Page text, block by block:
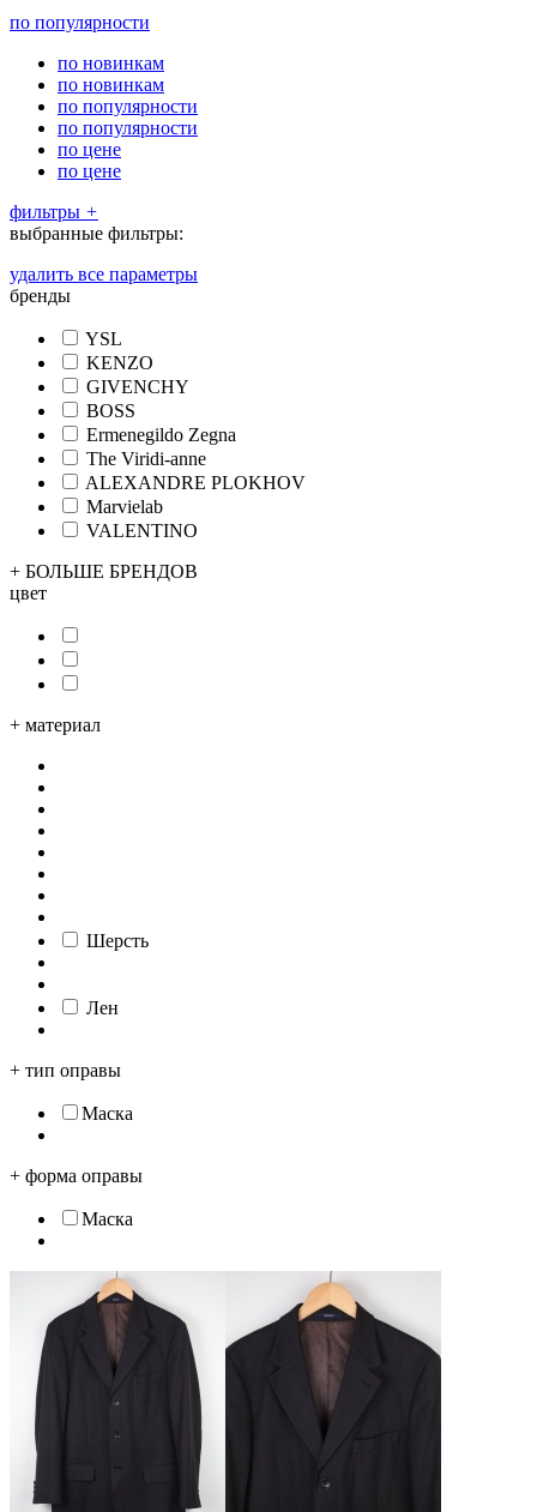
по популярности
по новинкам
по новинкам
по популярности
по популярности
по цене
по цене
фильтры +
выбранные фильтры:
удалить все параметры
бренды
YSL
KENZO
GIVENCHY
BOSS
Ermenegildo Zegna
The Viridi-anne
ALEXANDRE PLOKHOV
Marvielab
VALENTINO
+ БОЛЬШЕ БРЕНДОВ
цвет
+ материал
Шерсть
Лен
+ тип оправы
Маска
+ форма оправы
Маска